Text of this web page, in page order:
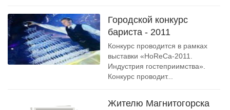
Городской конкурс
бариста - 2011
Конкурс проводится в рамках
выставки «HoReCa-2011.
Индустрия гостеприимства».
Конкурс проводит...
Жителю Магнитогорска